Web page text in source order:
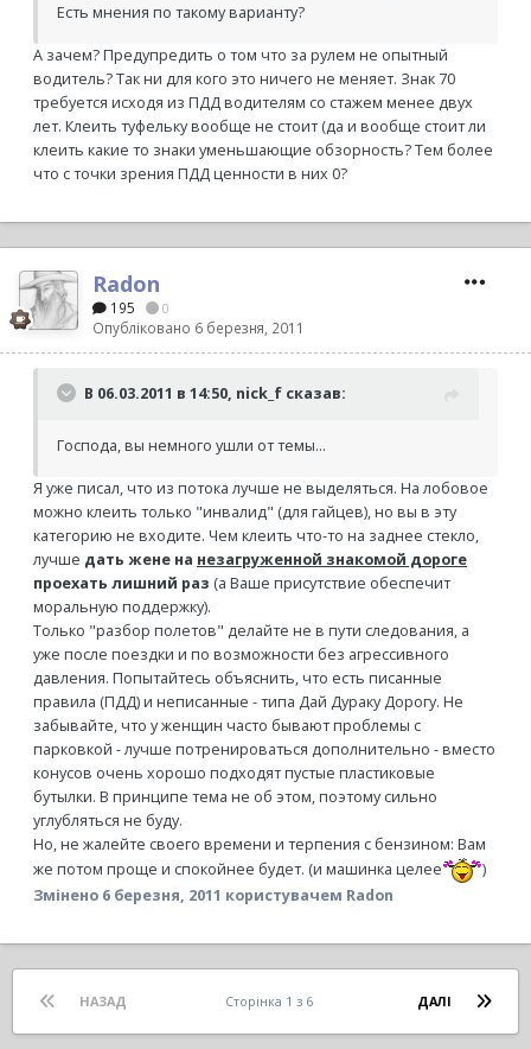
Есть мнения по такому варианту?
А зачем? Предупредить о том что за рулем не опытный
водитель? Так ни для кого это ничего не меняет. Знак 70
требуется исходя из ПДД водителям со стажем менее двух
лет. Клеить туфельку вообще не стоит (да и вообще стоит ли
клеить какие то знаки уменьшающие обзорность? Тем более
что с точки зрения ПДД ценности в них 0?
Radon
195 0
Опубліковано 6 березня, 2011
В 06.03.2011 в 14:50, nick_f сказав:
Господа, вы немного ушли от темы...
Я уже писал, что из потока лучше не выделяться. На лобовое
можно клеить только "инвалид" (для гайцев), но вы в эту
категорию не входите. Чем клеить что-то на заднее стекло,
лучше дать жене на незагруженной знакомой дороге
проехать лишний раз (а Ваше присутствие обеспечит
моральную поддержку).
Только "разбор полетов" делайте не в пути следования, а
уже после поездки и по возможности без агрессивного
давления. Попытайтесь объяснить, что есть писанные
правила (ПДД) и неписанные - типа Дай Дураку Дорогу. Не
забывайте, что у женщин часто бывают проблемы с
парковкой - лучше потренироваться дополнительно - вместо
конусов очень хорошо подходят пустые пластиковые
бутылки. В принципе тема не об этом, поэтому сильно
углубляться не буду.
Но, не жалейте своего времени и терпения с бензином: Вам
же потом проще и спокойнее будет. (и машинка целее
)
Змінено 6 березня, 2011 користувачем Radon
НАЗАД ДАЛІ
Сторінка 1 з 6